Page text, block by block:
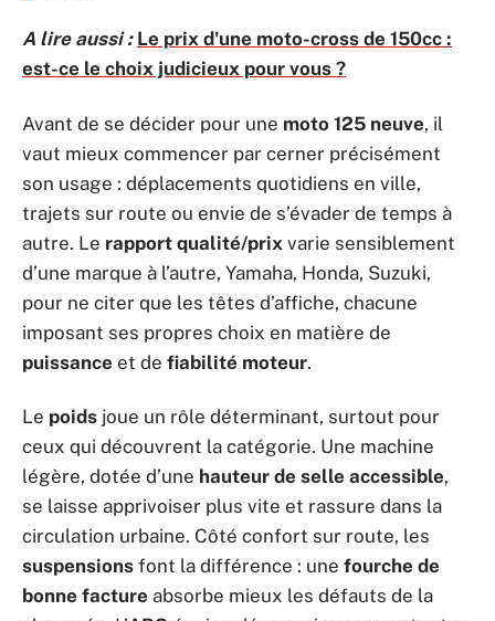
A lire aussi : Le prix d'une moto-cross de 150cc :
est-ce le choix judicieux pour vous ?
Avant de se décider pour une moto 125 neuve, il
vaut mieux commencer par cerner précisément
son usage : déplacements quotidiens en ville,
trajets sur route ou envie de s’évader de temps à
autre. Le rapport qualité/prix varie sensiblement
d’une marque à l’autre, Yamaha, Honda, Suzuki,
pour ne citer que les têtes d’affiche, chacune
imposant ses propres choix en matière de
puissance et de fiabilité moteur.
Le poids joue un rôle déterminant, surtout pour
ceux qui découvrent la catégorie. Une machine
légère, dotée d’une hauteur de selle accessible,
se laisse apprivoiser plus vite et rassure dans la
circulation urbaine. Côté confort sur route, les
suspensions font la différence : une fourche de
bonne facture absorbe mieux les défauts de la